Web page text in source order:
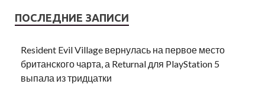
ПОСЛЕДНИЕ ЗАПИСИ
Resident Evil Village вернулась на первое место
британского чарта, а Returnal для PlayStation 5
выпала из тридцатки